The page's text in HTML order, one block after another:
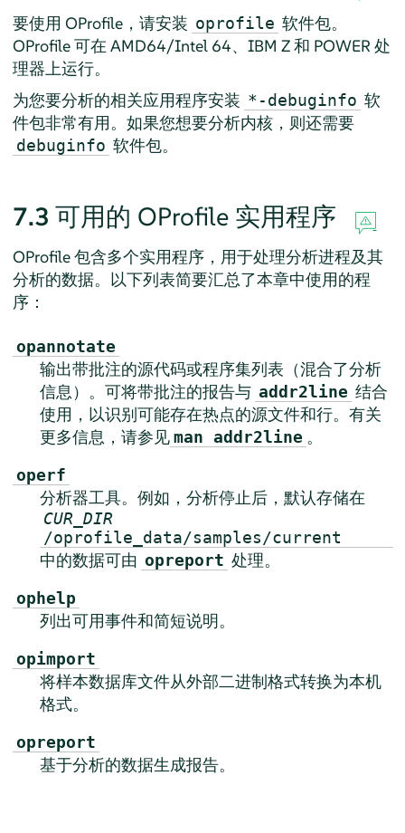
要使用 OProfile，请安装 oprofile 软件包。
OProfile 可在 AMD64/Intel 64、IBM Z 和 POWER 处
理器上运行。
为您要分析的相关应用程序安装 *-debuginfo 软
件包非常有用。如果您想要分析内核，则还需要
debuginfo 软件包。
7.3 可用的 OProfile 实用程序
OProfile 包含多个实用程序，用于处理分析进程及其
分析的数据。以下列表简要汇总了本章中使用的程
序：
opannotate
输出带批注的源代码或程序集列表（混合了分析
信息）。可将带批注的报告与 addr2line 结合
使用，以识别可能存在热点的源文件和行。有关
更多信息，请参见 man addr2line 。
operf
分析器工具。例如，分析停止后，默认存储在
CUR_DIR
/oprofile_data/samples/current
中的数据可由 opreport 处理。
ophelp
列出可用事件和简短说明。
opimport
将样本数据库文件从外部二进制格式转换为本机
格式。
opreport
基于分析的数据生成报告。